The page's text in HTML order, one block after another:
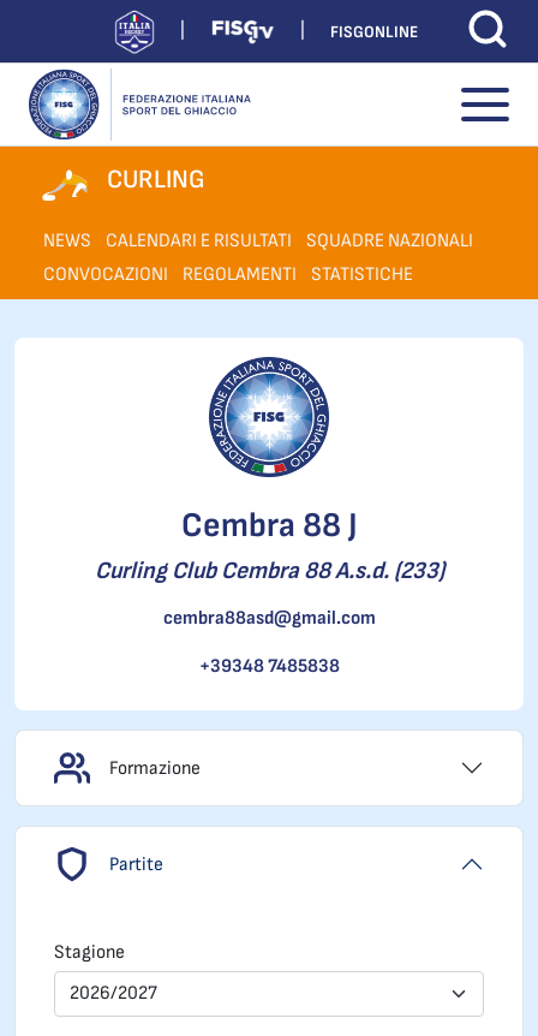
FISGONLINE
CURLING
NEWS CALENDARI E RISULTATI
SQUADRE NAZIONALI
CONVOCAZIONI
REGOLAMENTI STATISTICHE
Cembra 88 J
Curling Club Cembra 88 A.s.d. (233)
cembra88asd@gmail.com
+39348 7485838
Formazione
Partite
Stagione
2026/2027